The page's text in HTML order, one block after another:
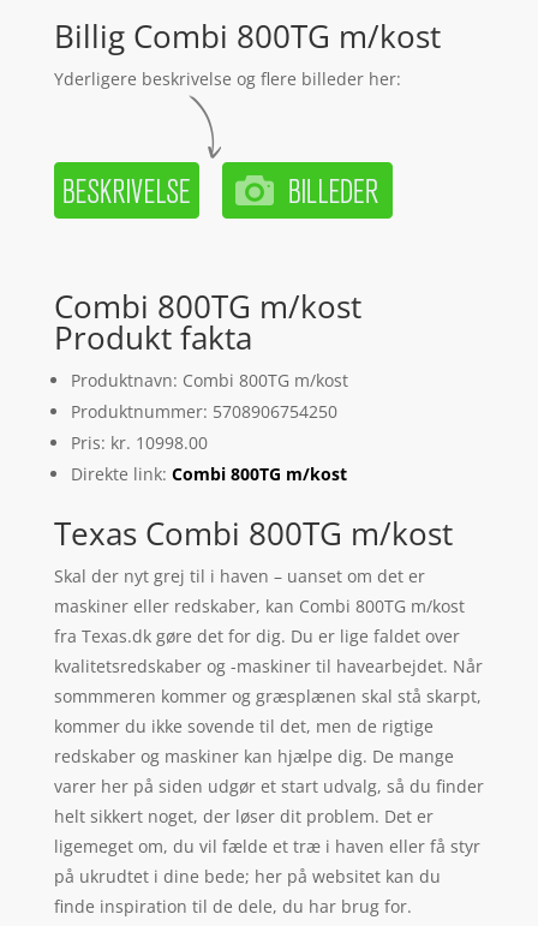
Billig Combi 800TG m/kost
Yderligere beskrivelse og flere billeder her:
Combi 800TG m/kost
Produkt fakta
Produktnavn: Combi 800TG m/kost
Produktnummer: 5708906754250
Pris: kr. 10998.00
Direkte link: Combi 800TG m/kost
Texas Combi 800TG m/kost
Skal der nyt grej til i haven – uanset om det er
maskiner eller redskaber, kan Combi 800TG m/kost
fra Texas.dk gøre det for dig. Du er lige faldet over
kvalitetsredskaber og -maskiner til havearbejdet. Når
sommmeren kommer og græsplænen skal stå skarpt,
kommer du ikke sovende til det, men de rigtige
redskaber og maskiner kan hjælpe dig. De mange
varer her på siden udgør et start udvalg, så du finder
helt sikkert noget, der løser dit problem. Det er
ligemeget om, du vil fælde et træ i haven eller få styr
på ukrudtet i dine bede; her på websitet kan du
finde inspiration til de dele, du har brug for.